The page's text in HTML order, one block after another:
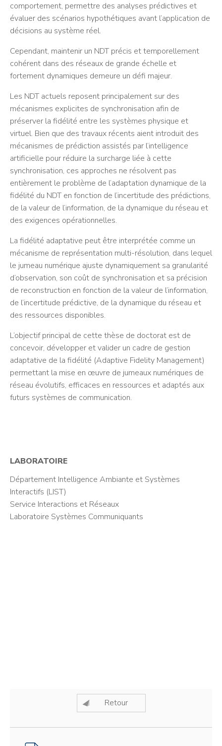
comportement, permettre des analyses prédictives et
évaluer des scénarios hypothétiques avant l’application de
décisions au système réel.
Cependant, maintenir un NDT précis et temporellement
cohérent dans des réseaux de grande échelle et
fortement dynamiques demeure un défi majeur.
Les NDT actuels reposent principalement sur des
mécanismes explicites de synchronisation afin de
préserver la fidélité entre les systèmes physique et
virtuel. Bien que des travaux récents aient introduit des
mécanismes de prédiction assistés par l’intelligence
artificielle pour réduire la surcharge liée à cette
synchronisation, ces approches ne résolvent pas
entièrement le problème de l’adaptation dynamique de la
fidélité du NDT en fonction de l’incertitude des prédictions,
de la valeur de l’information, de la dynamique du réseau et
des exigences opérationnelles.
La fidélité adaptative peut être interprétée comme un
mécanisme de représentation multi-résolution, dans lequel
le jumeau numérique ajuste dynamiquement sa granularité
d’observation, son coût de synchronisation et sa précision
de reconstruction en fonction de la valeur de l’information,
de l’incertitude prédictive, de la dynamique du réseau et
des ressources disponibles.
L’objectif principal de cette thèse de doctorat est de
concevoir, développer et valider un cadre de gestion
adaptative de la fidélité (Adaptive Fidelity Management)
permettant la mise en œuvre de jumeaux numériques de
réseau évolutifs, efficaces en ressources et adaptés aux
futurs systèmes de communication.
LABORATOIRE
Département Intelligence Ambiante et Systèmes
Interactifs (LIST)
Service Interactions et Réseaux
Laboratoire Systèmes Communiquants
Retour